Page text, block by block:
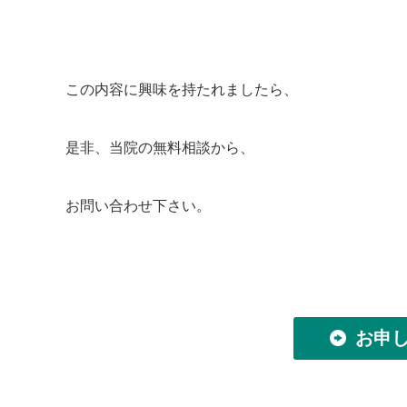
この内容に興味を持たれましたら、
是非、当院の無料相談から、
お問い合わせ下さい。
お申